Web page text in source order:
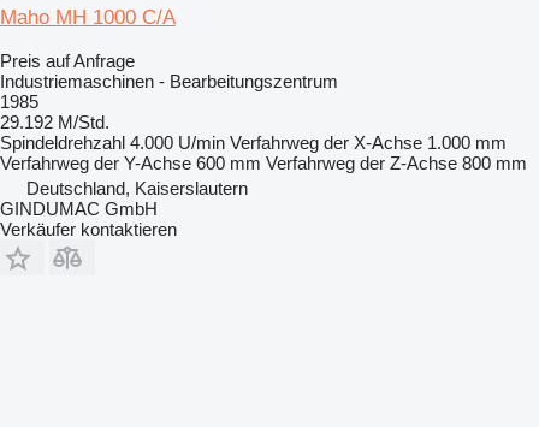
Maho MH 1000 C/A
Preis auf Anfrage
Industriemaschinen - Bearbeitungszentrum
1985
29.192 M/Std.
Spindeldrehzahl 4.000 U/min Verfahrweg der X-Achse 1.000 mm
Verfahrweg der Y-Achse 600 mm Verfahrweg der Z-Achse 800 mm
Deutschland, Kaiserslautern
GINDUMAC GmbH
Verkäufer kontaktieren